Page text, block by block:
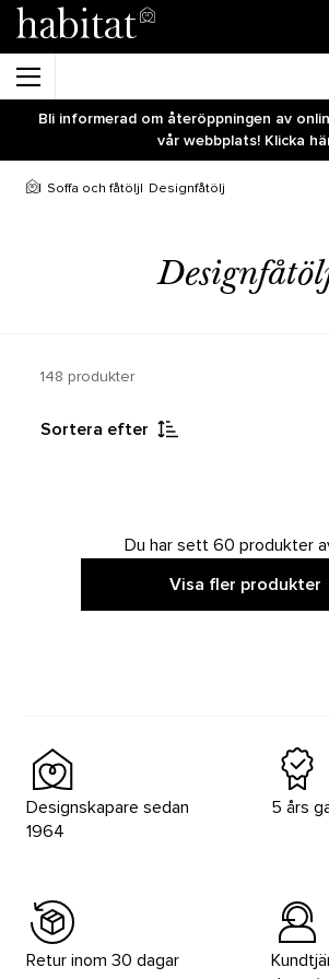
Bli informerad om återöppningen av
vår webbplats! Klicka
Soffa och fåtölj Designfåtölj
148 produkter
Sortera efter
Du har sett 60 produkter
Visa fler produkter
Designskapare sedan
1964
5 års
Retur inom 30 dagar